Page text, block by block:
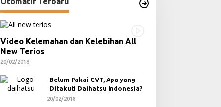
Video Kelemahan dan Kelebihan All
New Terios
20/02/2018
Belum Pakai CVT, Apa yang
Ditakuti Daihatsu Indonesia?
20/02/2018